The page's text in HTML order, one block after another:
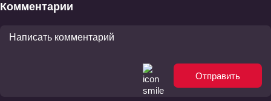
Комментарии
Отправить